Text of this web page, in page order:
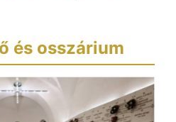
és osszárium